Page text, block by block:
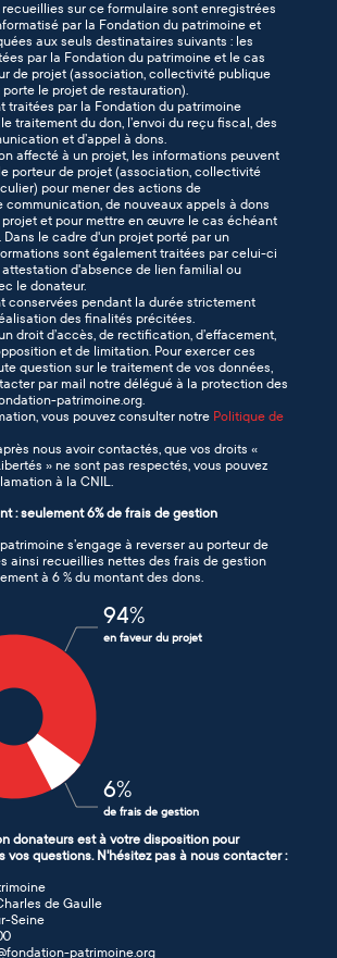
sur ce formulaire sont enregistrées
par la Fondation du patrimoine et
aux seuls destinataires suivants : les
par la Fondation du patrimoine et le cas
de projet (association, collectivité publique
le projet de restauration).
traitées par la Fondation du patrimoine
traitement du don, l’envoi du reçu fiscal, des
et d’appel à dons.
affecté à un projet, les informations peuvent
porteur de projet (association, collectivité
pour mener des actions de
communication, de nouveaux appels à dons
et pour mettre en œuvre le cas échéant
le cadre d'un projet porté par un
sont également traitées par celui-ci
d'absence de lien familial ou
le donateur.
conservées pendant la durée strictement
des finalités précitées.
droit d’accès, de rectification, d’effacement,
et de limitation. Pour exercer ces
question sur le traitement de vos données,
par mail notre délégué à la protection des
patrimoine.org.
vous pouvez consulter notre Politique de
nous avoir contactés, que vos droits «
» ne sont pas respectés, vous pouvez
à la CNIL.
: seulement 6% de frais de gestion
s’engage à reverser au porteur de
ainsi recueillies nettes des frais de gestion
à 6 % du montant des dons.
94%
en faveur du projet
6%
de frais de gestion
donateurs est à votre disposition pour
vos questions. N'hésitez pas à nous contacter :
de Gaulle
Seine
patrimoine.org